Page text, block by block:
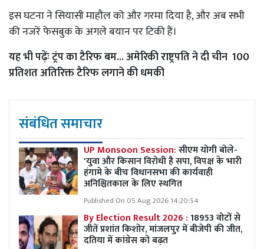
इस घटना ने सियासी माहौल को और गरमा दिया है, और अब सभी
की नजरें फेसबुक के अगले बयान पर टिकी हैं।
यह भी पढ़ेंःट्रंप का टैरिफ बम... अमेरिकी राष्ट्रपति ने दी चीन 100
प्रतिशत अतिरिक्त टैरिफ लगाने की धमकी
संबंधित समाचार
UP Monsoon Session:सीएम योगी बोले-
'युवा और किसान विरोधी है सपा, विपक्ष के भारी
हंगामे के बीच विधानसभा की कार्यवाही
अनिश्चितकाल के लिए स्थगित
Published On 05 Aug 2026 14:20:54
By Election Result 2026 :18953 वोटों से
जीतें प्रशांत किशोर, मांजलपुर में बीजेपी की जीत,
दतिया में कांग्रेस को बढ़त